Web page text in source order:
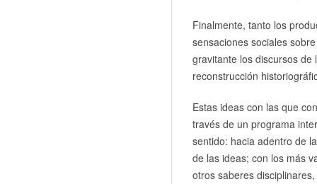
Finalmente, tanto los
sensaciones sociales
gravitante los discursos
reconstrucción
Estas ideas con las que
través de un programa
sentido: hacia adentro de
de las ideas; con los más
otros saberes